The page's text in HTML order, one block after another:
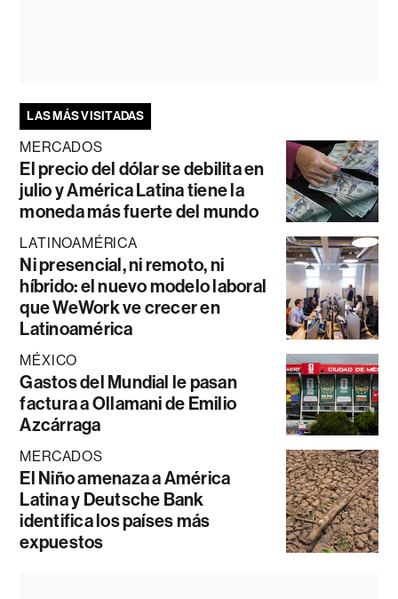
LAS MÁS VISITADAS
MERCADOS
El precio del dólar se debilita en
julio y América Latina tiene la
moneda más fuerte del mundo
LATINOAMÉRICA
Ni presencial, ni remoto, ni
híbrido: el nuevo modelo laboral
que WeWork ve crecer en
Latinoamérica
MÉXICO
Gastos del Mundial le pasan
factura a Ollamani de Emilio
Azcárraga
MERCADOS
El Niño amenaza a América
Latina y Deutsche Bank
identifica los países más
expuestos